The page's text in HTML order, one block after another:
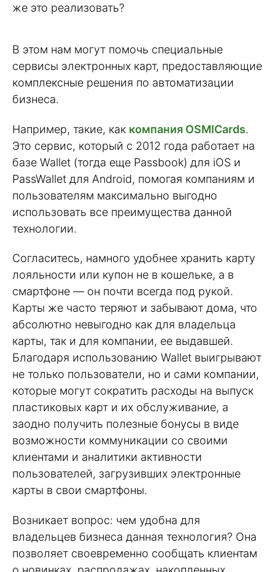
же это реализовать?
В этом нам могут помочь специальные
сервисы электронных карт, предоставляющие
комплексные решения по автоматизации
бизнеса.
Например, такие, как компания OSMICards.
Это сервис, который с 2012 года работает на
базе Wallet (тогда еще Passbook) для iOS и
PassWallet для Android, помогая компаниям и
пользователям максимально выгодно
использовать все преимущества данной
технологии.
Согласитесь, намного удобнее хранить карту
лояльности или купон не в кошельке, а в
смартфоне — он почти всегда под рукой.
Карты же часто теряют и забывают дома, что
абсолютно невыгодно как для владельца
карты, так и для компании, ее выдавшей.
Благодаря использованию Wallet выигрывают
не только пользователи, но и сами компании,
которые могут сократить расходы на выпуск
пластиковых карт и их обслуживание, а
заодно получить полезные бонусы в виде
возможности коммуникации со своими
клиентами и аналитики активности
пользователей, загрузивших электронные
карты в свои смартфоны.
Возникает вопрос: чем удобна для
владельцев бизнеса данная технология? Она
позволяет своевременно сообщать клиентам